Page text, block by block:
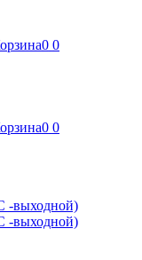
0 0
0 0
-выходной)
-выходной)